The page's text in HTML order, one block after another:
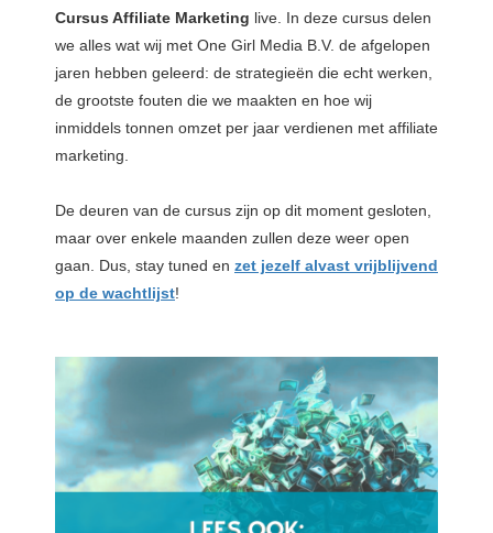
Cursus Affiliate Marketing live. In deze cursus delen
we alles wat wij met One Girl Media B.V. de afgelopen
jaren hebben geleerd: de strategieën die echt werken,
de grootste fouten die we maakten en hoe wij
inmiddels tonnen omzet per jaar verdienen met affiliate
marketing.
De deuren van de cursus zijn op dit moment gesloten,
maar over enkele maanden zullen deze weer open
gaan. Dus, stay tuned en zet jezelf alvast vrijblijvend
op de wachtlijst!